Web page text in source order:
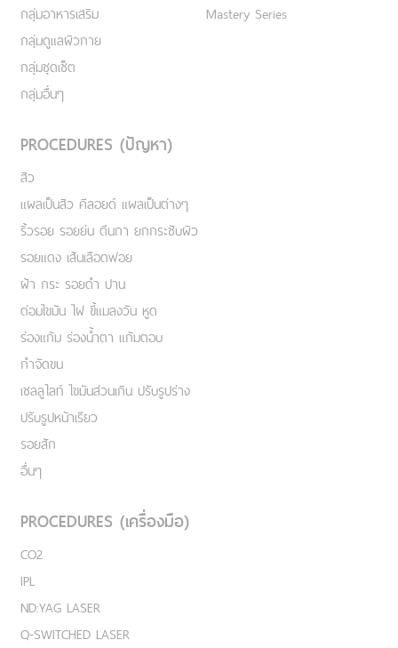
กลุ่มอาหารเสริม
กลุ่มดูแลผิวกาย
กลุ่มชุดเซ็ต
กลุ่มอื่นๆ
Mastery Series
PROCEDURES (ปัญหา)
สิว
แผลเป็นสิว คีลอยด์ แผลเป็นต่างๆ
ริ้วรอย รอยย่น ตีนกา ยกกระชับผิว
รอยแดง เส้นเลือดฟอย
ฝ้า กระ รอยดำ ปาน
ต่อมไขมัน ไฝ ขี้แมลงวัน หูด
ร่องแก้ม ร่องน้ำตา แก้มตอบ
กำจัดขน
เชลลูไลท์ ไขมันส่วนเกิน ปรับรูปร่าง
ปรับรูปหน้าเรียว
รอยสัก
อื่นๆ
PROCEDURES (เครื่องมือ)
CO2
IPL
ND:YAG LASER
Q-SWITCHED LASER